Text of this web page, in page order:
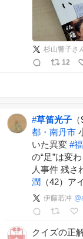
12
#草笛光子
都・南丹市
いた異変 #
の“足”は変
人事件 残さ
潤 （42）
伊藤若冲 @
クイズの正